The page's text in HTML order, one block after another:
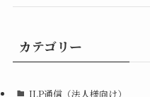
カテゴリー
ILP通信（法人様向け）